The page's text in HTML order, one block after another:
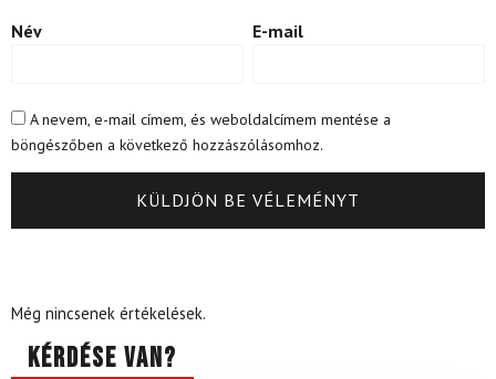
Név E-mail
A nevem, e-mail címem, és weboldalcímem mentése a
böngészőben a következő hozzászólásomhoz.
Még nincsenek értékelések.
Kérdése van?